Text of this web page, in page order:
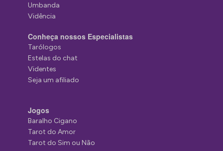
Umbanda
Vidência
Conheça nossos Especialistas
Tarólogos
Estelas do chat
Videntes
Seja um afiliado
Jogos
Baralho Cigano
Tarot do Amor
Tarot do Sim ou Não